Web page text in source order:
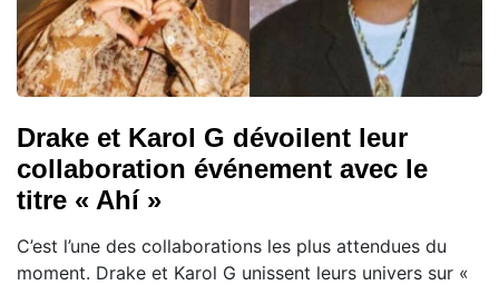
Drake et Karol G dévoilent leur
collaboration événement avec le
titre « Ahí »
C’est l’une des collaborations les plus attendues du
moment. Drake et Karol G unissent leurs univers sur «